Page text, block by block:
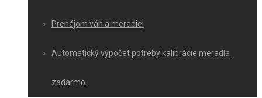
Prenájom váh a meradiel
Automatický výpočet potreby kalibrácie meradla
zadarmo